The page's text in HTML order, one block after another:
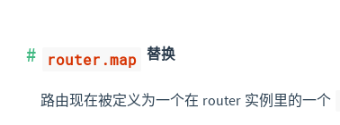
router.map 替换
路由现在被定义为一个在 router 实例里的一个